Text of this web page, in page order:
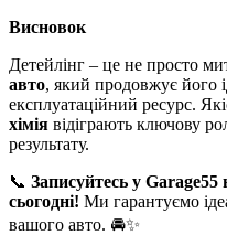
Висновок
Детейлінг – це не просто
авто, який продовжує його
експлуатаційний ресурс.
хімія відіграють ключову
результату.
📞 Записуйтесь у Garage55
сьогодні! Ми гарантуємо
вашого авто. 🚘✨